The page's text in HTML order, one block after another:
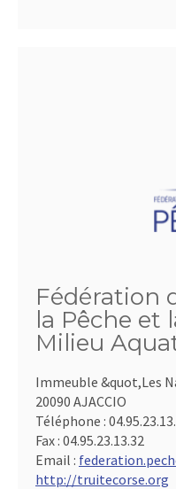
Fédération
la Pêche et
Milieu
Immeuble &quot,Les
20090 AJACCIO
Téléphone :
Fax : 04.95.23.13.32
Email :
http://truitecorse.org